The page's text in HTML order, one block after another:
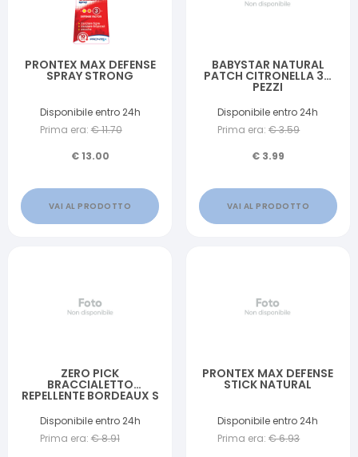
PRONTEX MAX DEFENSE
SPRAY STRONG
Disponibile entro 24h
Prima era: €11.70
€13.00
VAI AL PRODOTTO
BABYSTAR NATURAL
PATCH CITRONELLA 30
PEZZI
Disponibile entro 24h
Prima era: €3.59
€ 3.99
VAI AL PRODOTTO
ZERO PICK
BRACCIALETTO
REPELLENTE BORDEAUX S
Disponibile entro 24h
Prima era: €8.91
PRONTEX MAX DEFENSE
STICK NATURAL
Disponibile entro 24h
Prima era: €6.93